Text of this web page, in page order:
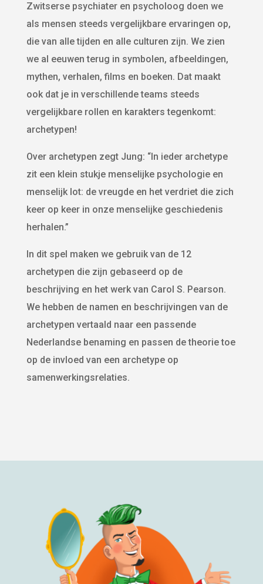
Zwitserse psychiater en psycholoog doen we
als mensen steeds vergelijkbare ervaringen op,
die van alle tijden en alle culturen zijn. We zien
we al eeuwen terug in symbolen, afbeeldingen,
mythen, verhalen, films en boeken. Dat maakt
ook dat je in verschillende teams steeds
vergelijkbare rollen en karakters tegenkomt:
archetypen!
Over archetypen zegt Jung: “In ieder archetype
zit een klein stukje menselijke psychologie en
menselijk lot: de vreugde en het verdriet die zich
keer op keer in onze menselijke geschiedenis
herhalen.”
In dit spel maken we gebruik van de 12
archetypen die zijn gebaseerd op de
beschrijving en het werk van Carol S. Pearson.
We hebben de namen en beschrijvingen van de
archetypen vertaald naar een passende
Nederlandse benaming en passen de theorie toe
op de invloed van een archetype op
samenwerkingsrelaties.